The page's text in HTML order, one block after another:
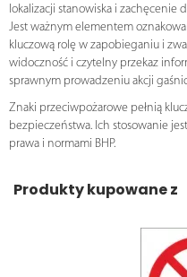
lokalizacji stanowiska i zachęcenie
Jest ważnym elementem
kluczową rolę w zapobieganiu i
widoczność i czytelny przekaz
sprawnym prowadzeniu akcji
Znaki przeciwpożarowe pełnią
bezpieczeństwa. Ich stosowanie
prawa i normami BHP.
Produkty kupowane z